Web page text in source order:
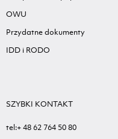
OWU
Przydatne dokumenty
IDD i RODO
SZYBKI KONTAKT
tel:+ 48 62 764 50 80